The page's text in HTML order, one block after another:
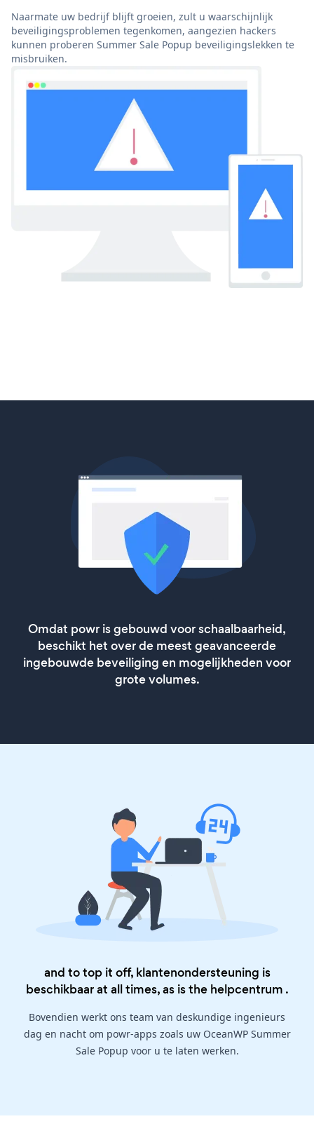
Naarmate uw bedrijf blijft groeien, zult u waarschijnlijk
beveiligingsproblemen tegenkomen, aangezien hackers
kunnen proberen Summer Sale Popup beveiligingslekken te
misbruiken.
Omdat powr is gebouwd voor schaalbaarheid,
beschikt het over de meest geavanceerde
ingebouwde beveiliging en mogelijkheden voor
grote volumes.
and to top it off, klantenondersteuning is
beschikbaar at all times, as is the helpcentrum .
Bovendien werkt ons team van deskundige ingenieurs
dag en nacht om powr-apps zoals uw OceanWP Summer
Sale Popup voor u te laten werken.